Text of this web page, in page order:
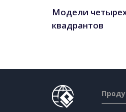
Модели
квадрантов